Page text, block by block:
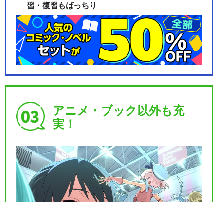
習・復習もばっちり
アニメ・ブック以外も充
実！